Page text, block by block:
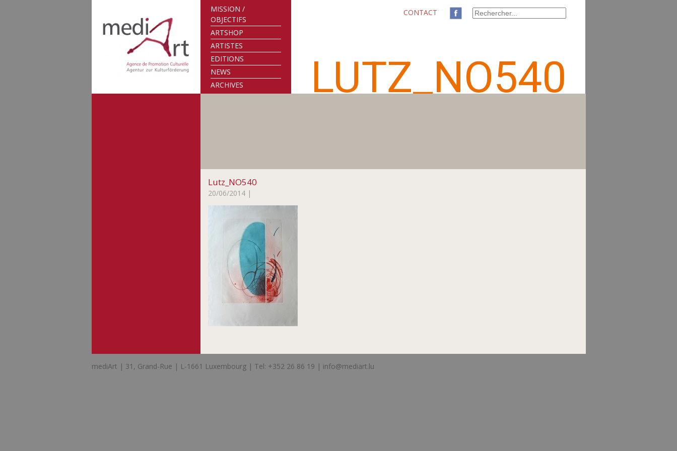
MISSION /
OBJECTIFS
ARTSHOP
ARTISTES
EDITIONS
NEWS
ARCHIVES
CONTACT
LUTZ_NO540
Lutz_NO540
20/06/2014 |
mediArt | 31, Grand-Rue | L-1661 Luxembourg | Tel: +352 26 86 19 | info@mediart.lu